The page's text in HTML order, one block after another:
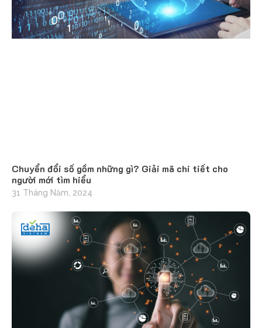
Chuyển đổi số gồm những gì? Giải mã chi tiết cho
người mới tìm hiểu
31 Tháng Năm, 2024